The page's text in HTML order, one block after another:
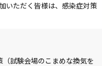
いただく皆様は、感染症対策
試験会場のこまめな換気を